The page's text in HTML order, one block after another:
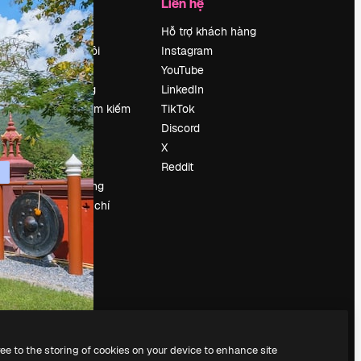
Bảng giá
Về chúng tôi
Reviews
Tuyển dụng
Xu hướng tìm kiếm
Blog
Sự kiện
Slidesgo
Bán nội dung
Phòng báo chí
Tìm kiếm
magnific.ai
Hỗ trợ khách hàng
Instagram
YouTube
LinkedIn
TikTok
Discord
X
Reddit
to the storing of cookies on your device to enhance site